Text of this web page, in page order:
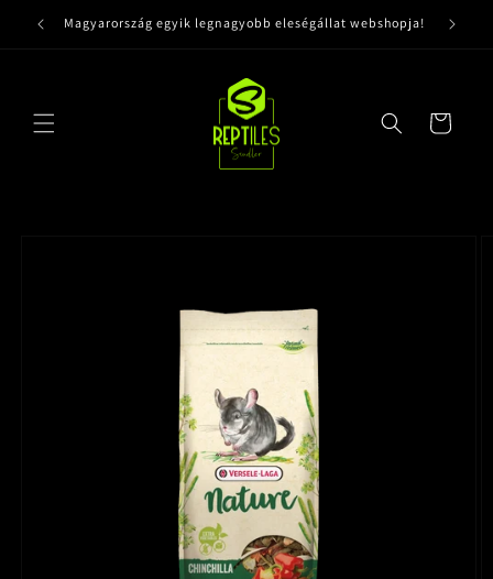
tartalomhoz
Magyarország egyik legnagyobb eleségállat webshopja!
Kosár